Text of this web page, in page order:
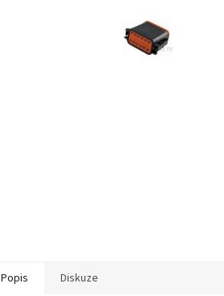
Popis Diskuze